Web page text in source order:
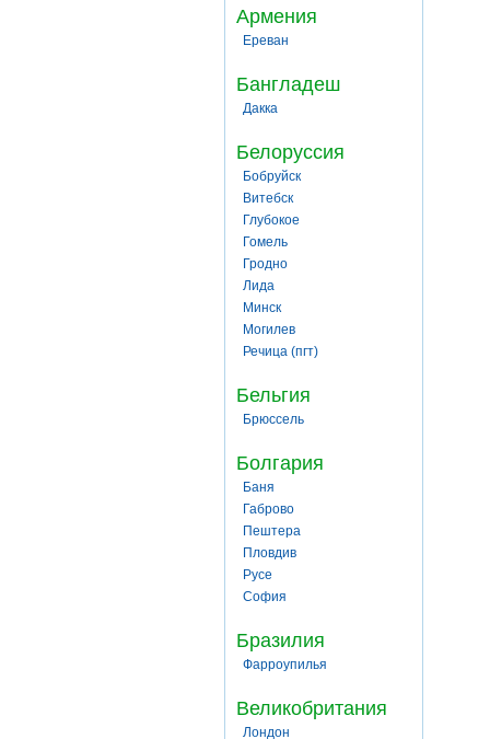
Армения
Ереван
Бангладеш
Дакка
Белоруссия
Бобруйск
Витебск
Глубокое
Гомель
Гродно
Лида
Минск
Могилев
Речица (пгт)
Бельгия
Брюссель
Болгария
Баня
Габрово
Пештера
Пловдив
Русе
София
Бразилия
Фарроупилья
Великобритания
Лондон